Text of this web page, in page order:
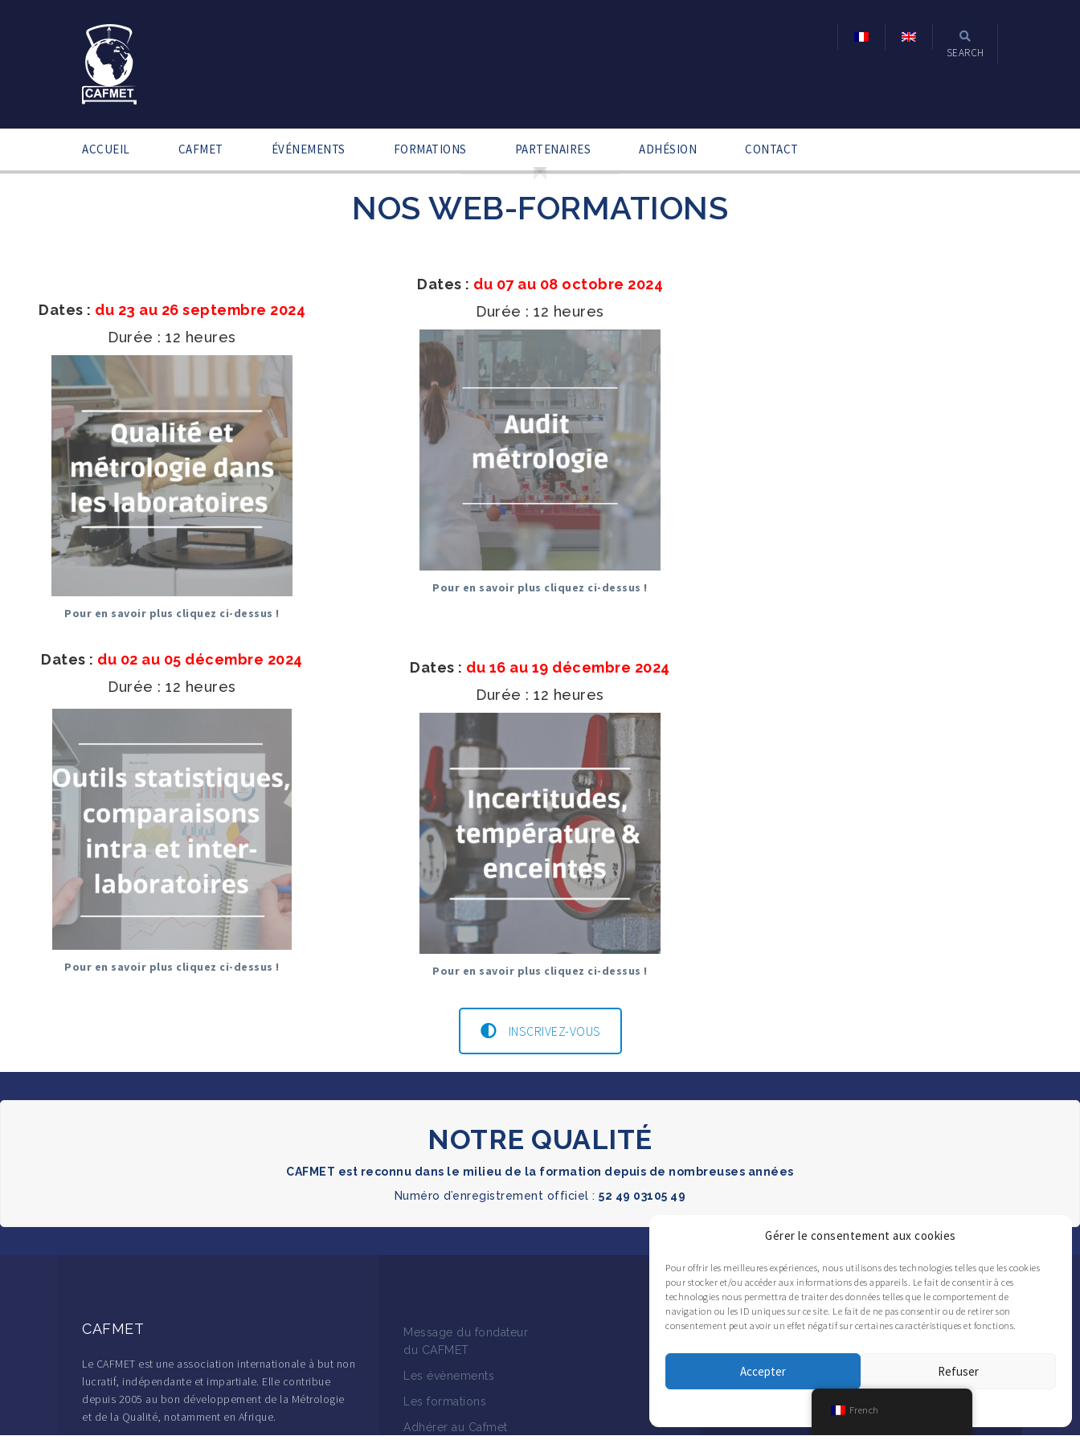
Gérer le consentement aux cookies
Pour offrir les meilleures expériences, nous utilisons des technologies telles que les cookies
pour stocker et/ou accéder aux informations des appareils. Le fait de consentir à ces
technologies nous permettra de traiter des données telles que le comportement de
navigation ou les ID uniques sur ce site. Le fait de ne pas consentir ou de retirer son
consentement peut avoir un effet négatif sur certaines caractéristiques et fonctions.
Accepter Refuser
CookiesConfidentialité
SEARCH
ACCUEIL CAFMET ÉVÉNEMENTS FORMATIONS PARTENAIRES ADHÉSION CONTACT
NOS WEB-FORMATIONS
Dates : du 23 au 26 septembre 2024
Durée : 12 heures
Pour en savoir plus cliquez ci-dessus !
Dates : du 07 au 08 octobre 2024
Durée : 12 heures
Pour en savoir plus cliquez ci-dessus !
Dates : du 02 au 05 décembre 2024
Durée : 12 heures
Pour en savoir plus cliquez ci-dessus !
Dates : du 16 au 19 décembre 2024
Durée : 12 heures
Pour en savoir plus cliquez ci-dessus !
INSCRIVEZ-VOUS
NOTRE QUALITÉ
CAFMET est reconnu dans le milieu de la formation depuis de nombreuses années
Numéro d’enregistrement officiel :52 49 03105 49
CAFMET
Le CAFMET est une association internationale à but non
lucratif, indépendante et impartiale. Elle contribue
depuis 2005 au bon développement de la Métrologie
et de la Qualité, notamment en Afrique.
Message du fondateur
du CAFMET
Les évènements
Les formations
Adhérer au Cafmet
SUIVEZ L’ACTUALITÉ DU CAFMET
French